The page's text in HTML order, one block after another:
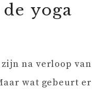
yoga
zijn na verloop van
wat gebeurt er